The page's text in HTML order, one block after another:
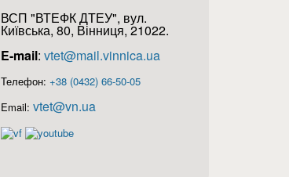
ВСП "ВТЕФК ДТЕУ", вул.
Київська, 80, Вінниця, 21022.
E-mail: vtet@mail.vinnica.ua
Телефон: +38 (0432) 66-50-05
Email: vtet@vn.ua